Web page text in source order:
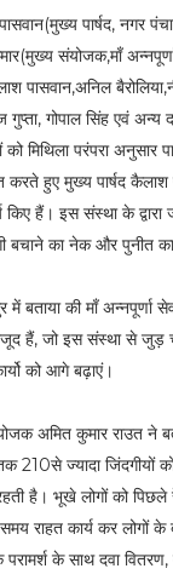
पार्षद, नगर
संयोजक,माँ
पासवान,अनिल
गोपाल सिंह एवं अन्य
मिथिला परंपरा अनुसार
हुए मुख्य पार्षद कैलाश
हैं। इस संस्था के द्वारा
बचाने का नेक और पुनीत
बताया की माँ अन्नपूर्णा
हैं, जो इस संस्था से
को आगे बढ़ाएं।
अमित कुमार राउत ने
210से ज्यादा जिंदगीयों
है। भूखे लोगों को
राहत कार्य कर लोगों
के साथ दवा